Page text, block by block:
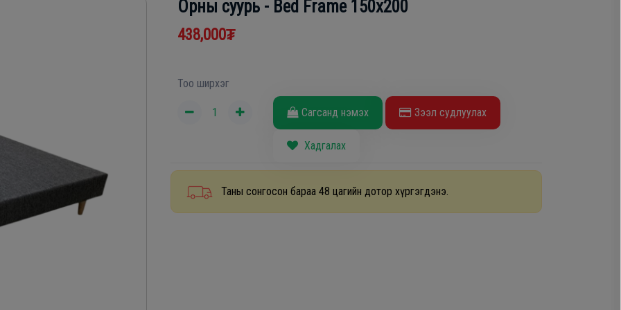
Орны суурь - Bed Frame 150x200
438,000₮
Тоо ширхэг
Сагсанд нэмэх Зээл судлуулах
Хадгалах
Таны сонгосон бараа 48 цагийн дотор хүргэгдэнэ.